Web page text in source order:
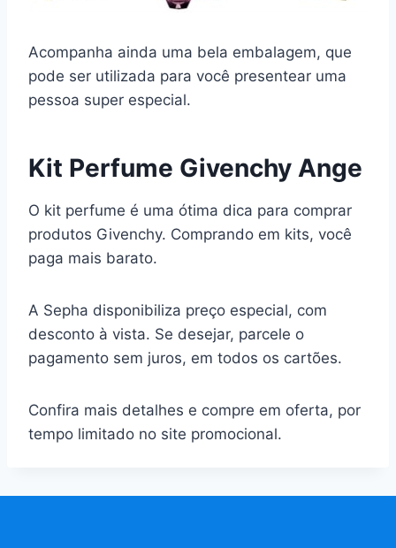
Acompanha ainda uma bela embalagem, que
pode ser utilizada para você presentear uma
pessoa super especial.
Kit Perfume Givenchy Ange
O kit perfume é uma ótima dica para comprar
produtos Givenchy. Comprando em kits, você
paga mais barato.
A Sepha disponibiliza preço especial, com
desconto à vista. Se desejar, parcele o
pagamento sem juros, em todos os cartões.
Confira mais detalhes e compre em oferta, por
tempo limitado no site promocional.